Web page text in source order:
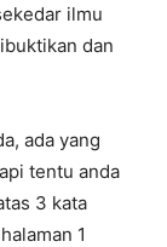
ilmu
dan
ada yang
tentu anda
3 kata
1